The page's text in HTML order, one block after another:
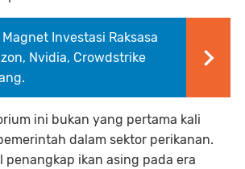
Investasi Raksasa
Nvidia, Crowdstrike
ini bukan yang pertama kali
dalam sektor perikanan.
penangkap ikan asing pada era